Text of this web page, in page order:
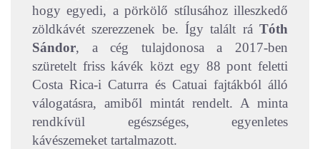
hogy egyedi, a pörkölő stílusához illeszkedő
zöldkávét szerezzenek be. Így talált rá Tóth
Sándor, a cég tulajdonosa a 2017-ben
szüretelt friss kávék közt egy 88 pont feletti
Costa Rica-i Caturra és Catuai fajtákból álló
válogatásra, amiből mintát rendelt. A minta
rendkívül egészséges, egyenletes
kávészemeket tartalmazott.